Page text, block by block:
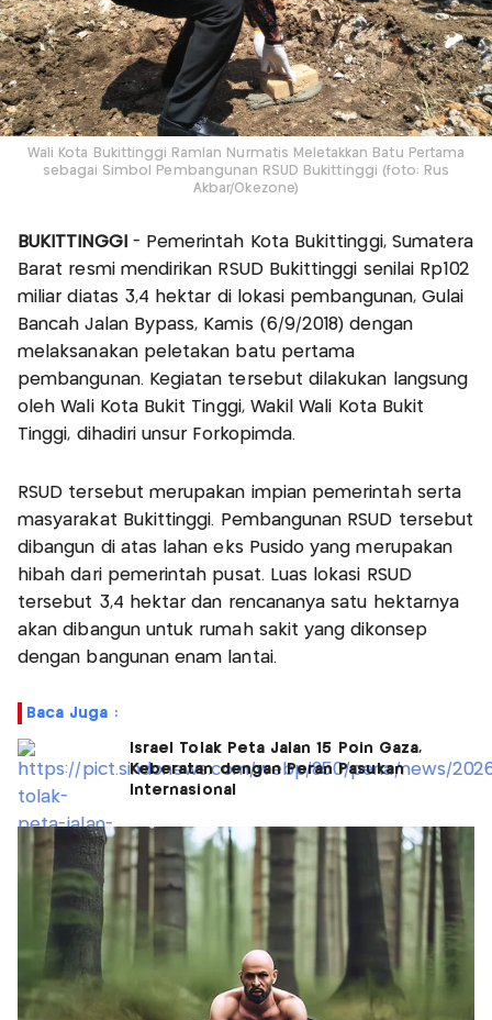
Wali Kota Bukittinggi Ramlan Nurmatis Meletakkan Batu Pertama
sebagai Simbol Pembangunan RSUD Bukittinggi (foto: Rus
Akbar/Okezone)
BUKITTINGGI - Pemerintah Kota Bukittinggi, Sumatera
Barat resmi mendirikan RSUD Bukittinggi senilai Rp102
miliar diatas 3,4 hektar di lokasi pembangunan, Gulai
Bancah Jalan Bypass, Kamis (6/9/2018) dengan
melaksanakan peletakan batu pertama
pembangunan. Kegiatan tersebut dilakukan langsung
oleh Wali Kota Bukit Tinggi, Wakil Wali Kota Bukit
Tinggi, dihadiri unsur Forkopimda.
RSUD tersebut merupakan impian pemerintah serta
masyarakat Bukittinggi. Pembangunan RSUD tersebut
dibangun di atas lahan eks Pusido yang merupakan
hibah dari pemerintah pusat. Luas lokasi RSUD
tersebut 3,4 hektar dan rencananya satu hektarnya
akan dibangun untuk rumah sakit yang dikonsep
dengan bangunan enam lantai.
Baca Juga :
Israel Tolak Peta Jalan 15 Poin Gaza,
Keberatan dengan Peran Pasukan
Internasional